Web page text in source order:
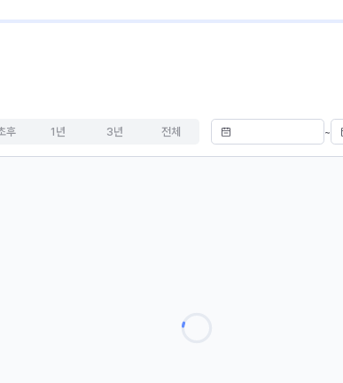
후 1년 3년 전체 ~